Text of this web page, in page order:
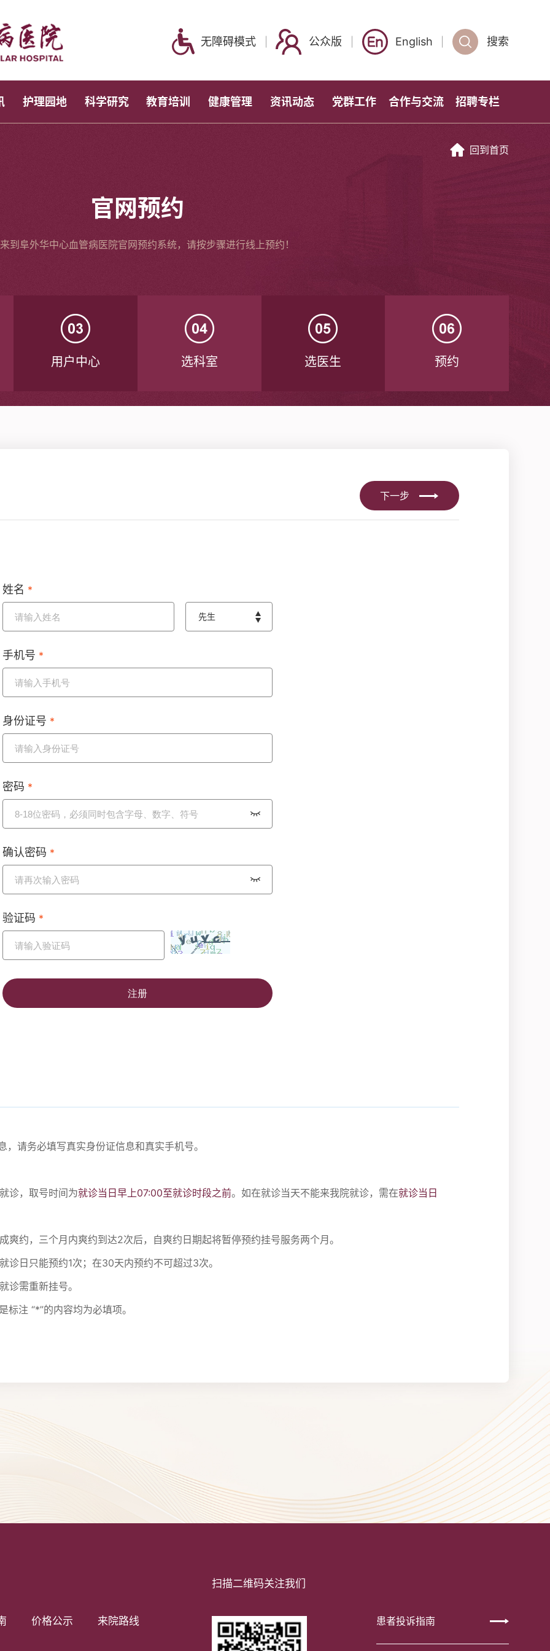
无障碍模式 公众版 English 搜索
护理园地 科学研究 教育培训 健康管理 资讯动态 党群工作 合作与交流 招聘专栏
回到首页
官网预约
到阜外华中心血管病医院官网预约系统，请按步骤进行线上预约！
用户中心 选科室 选医生 预约
下一步
姓名 *
先生
手机号 *
身份证号 *
密码 *
确认密码 *
验证码 *
注册
请务必填写真实身份证信息和真实手机号。
诊，取号时间为就诊当日早上07:00至就诊时段之前。如在就诊当天不能来我院就诊，需在就诊当日
约，三个月内爽约到达2次后，自爽约日期起将暂停预约挂号服务两个月。
日只能预约1次；在30天内预约不可超过3次。
诊需重新挂号。
注 “*”的内容均为必填项。
价格公示 来院路线
扫描二维码关注我们
患者投诉指南